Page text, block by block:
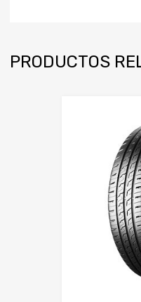
PRODUCTOS